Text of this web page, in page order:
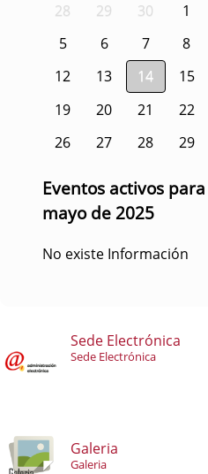
28 29 30 1
5
6 7 8
12
13 14 15
19
20 21 22
26
27 28 29
Eventos activos
mayo de 2025
No existe Información
Sede Electrónica
Sede Electrónica
Galeria
Galeria